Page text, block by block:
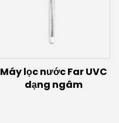
Máy lọc nước Far UVC
dạng ngâm